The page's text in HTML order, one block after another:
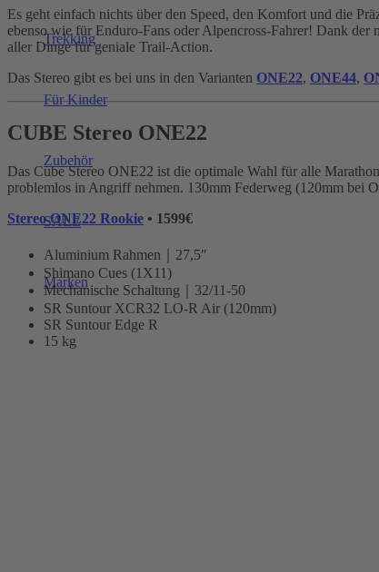
Trekking
Für Kinder
Zubehör
SALE
Marken
Es geht einfach nichts über den Speed, den Komfort und die
ebenso wie für Enduro-Fans oder Alpencross-Fahrer! Dank
aller Dinge für geniale Trail-Action.
Das Stereo gibt es bei uns in den Varianten ONE22, ONE44,
CUBE Stereo ONE22
Das Cube Stereo ONE22 ist die optimale Wahl für alle
problemlos in Angriff nehmen. 130mm Federweg (120mm bei
Stereo ONE22 Rookie • 1599€
Aluminium Rahmen｜27,5″
Shimano Cues (1X11)
Mechanische Schaltung｜32/11-50
SR Suntour XCR32 LO-R Air (120mm)
SR Suntour Edge R
15 kg